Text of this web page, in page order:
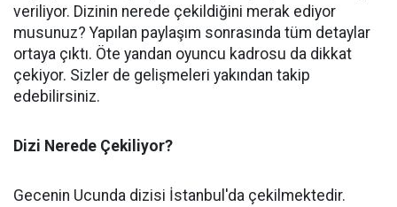
veriliyor. Dizinin nerede çekildiğini merak ediyor
musunuz? Yapılan paylaşım sonrasında tüm detaylar
ortaya çıktı. Öte yandan oyuncu kadrosu da dikkat
çekiyor. Sizler de gelişmeleri yakından takip
edebilirsiniz.
Dizi Nerede Çekiliyor?
Gecenin Ucunda dizisi İstanbul'da çekilmektedir.